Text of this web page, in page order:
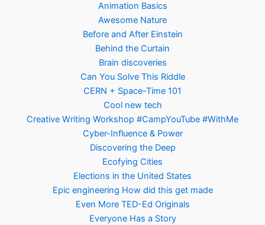
Animation Basics
Awesome Nature
Before and After Einstein
Behind the Curtain
Brain discoveries
Can You Solve This Riddle
CERN + Space-Time 101
Cool new tech
Creative Writing Workshop #CampYouTube #WithMe
Cyber-Influence & Power
Discovering the Deep
Ecofying Cities
Elections in the United States
Epic engineering How did this get made
Even More TED-Ed Originals
Everyone Has a Story